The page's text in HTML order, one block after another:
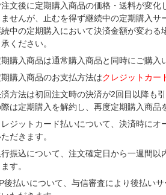
文後に定期購入商品の価格・送料が変
せんが、止むを得ず継続中の定期購入サ
中の定期購入において決済金額が変わ
ください。
購入商品は通常購入商品と同時にご購入
購入商品のお支払方法はクレジットカー
方法は初回注文時の決済が2回目以降も
は定期購入を解約し、再度定期購入商品
ジットカード払いについて、決済時にオ
だきます。
振込について、注文確定日から一週間以
す。
払いについて、与信審査により後払い